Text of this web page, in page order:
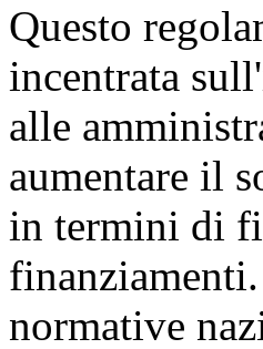
Questo
incentrata
alle
aumentare il
in termini di
normative